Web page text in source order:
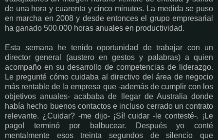
de una hora y cuarenta y cinco minutos. La medida se puso
en marcha en 2008 y desde entonces el grupo empresarial
ha ganado 500.000 horas anuales en productividad.
Esta semana he tenido oportunidad de trabajar con un
director general (austero en gestos y palabras) a quien
acompaño en su desarrollo de competencias de liderazgo.
Le pregunté cómo cuidaba al directivo del área de negocio
más rentable de la empresa que -además de cumplir con los
objetivos anuales- acababa de llegar de Australia donde
había hecho buenos contactos e incluso cerrado un contrato
relevante. ¿Cuidar? -me dijo- ¡Sí! cuidar -le contesté-. ¡Le
pago! terminó por balbucear. Después yo conté
mentalmente esos treinta segundos de silencio que